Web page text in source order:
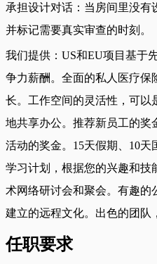
承担设计对话：当房间里没有
并标记需要真实审查的时刻。
我们提供：US和EU项目基于
争力薪酬。全面的私人医疗保
长。工作空间的灵活性，可以
地共享办公。推荐新员工的奖
活动的奖金。15天假期、10
学习计划，根据您的兴趣和技
术网络研讨会和聚会。有趣的
建立的远程文化。出色的团队
任职要求